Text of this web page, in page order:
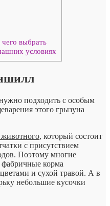
выбрать
условиях
подходить с особым
этого грызуна
, который состоит
с присутствием
Поэтому многие
корма
и сухой травой. А в
небольшие кусочки